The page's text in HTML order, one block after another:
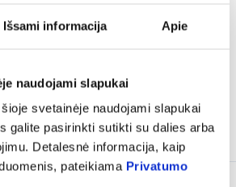
Išsami informacija Apie
naudojami slapukai
svetainėje naudojami slapukai
galite pasirinkti sutikti su dalies arba
Detalesnė informacija, kaip
pateikiama Privatumo
PRONEEM, 200 ml
% PAPILDOMA NUOLAIDA
Į krepšelį